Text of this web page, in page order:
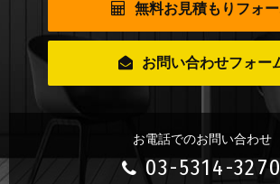
無料お見積もりフォ
お問い合わせフォー
お電話でのお問い合わせ
03-5314-3270